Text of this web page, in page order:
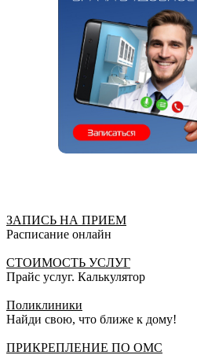
ЗАПИСЬ НА ПРИЕМ
Расписание онлайн
СТОИМОСТЬ УСЛУГ
Прайс услуг. Калькулятор
Поликлиники
Найди свою, что ближе к дому!
ПРИКРЕПЛЕНИЕ ПО ОМС